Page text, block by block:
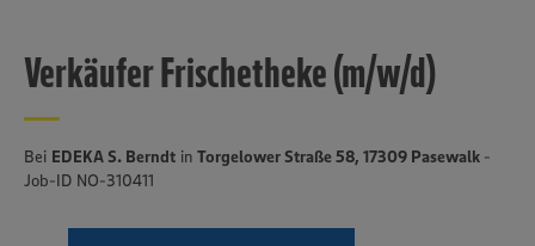
Verkäufer Frischetheke (m/w/d)
Bei EDEKA S. Berndt in Torgelower Straße 58, 17309 Pasewalk -
Job-ID NO-310411